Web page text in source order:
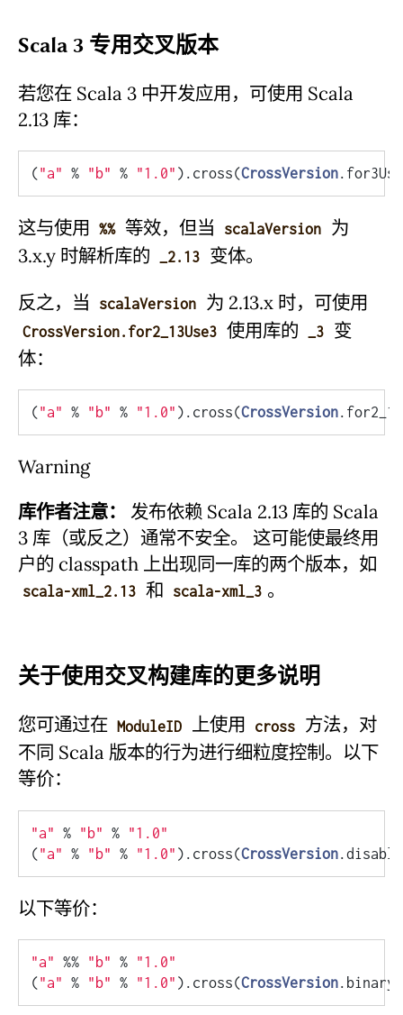
Scala 3 专用交叉版本
若您在 Scala 3 中开发应用，可使用 Scala
2.13 库：
("a" % "b" % "1.0" ).cross(CrossVersion
这与使用 %% 等效，但当 scalaVersion
为
3.x.y 时解析库的
_2.13
变体。
反之，当
scalaVersion 为 2.13.x 时，可使用
CrossVersion.for2_13Use3 使用库的 _3
变
体：
("a" % "b" % "1.0" ).cross(CrossVersion
Warning
库作者注意：
发布依赖 Scala 2.13 库的 Scala
3 库（或反之）通常不安全。 这可能使最终用
户的 classpath 上出现同一库的两个版本，如
scala-xml_2.13 和 scala-xml_3 。
关于使用交叉构建库的更多说明
您可通过在
ModuleID 上使用 cross
方法，对
不同 Scala 版本的行为进行细粒度控制。以下
等价：
"a" % "b" %
"1.0"
("a" % "b" % "1.0" ).cross(CrossVersion
以下等价：
"a" %% "b" %
"1.0"
("a" % "b" % "1.0" ).cross(CrossVersion